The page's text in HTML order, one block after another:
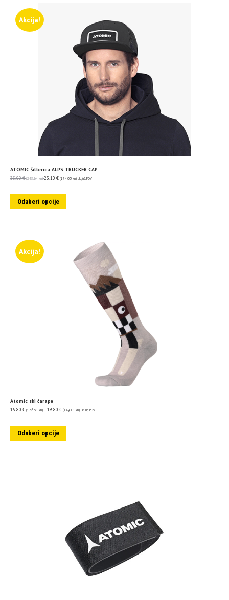
Akcija!
ATOMIC šilterica ALPS TRUCKER CAP
33.00€ (248.64 kn) 23.10 € (174.05 kn) uključ. PDV
Odaberi opcije
Akcija!
Atomic ski čarape
16.80 € (126.58 kn) –19.80 € (149.18 kn) uključ. PDV
Odaberi opcije